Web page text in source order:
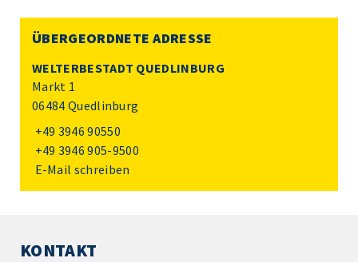
ÜBERGEORDNETE ADRESSE
WELTERBESTADT QUEDLINBURG
Markt 1
06484 Quedlinburg
+49 3946 90550
+49 3946 905-9500
E-Mail schreiben
KONTAKT